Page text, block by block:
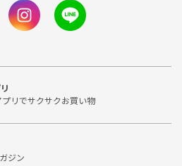
リでサクサクお買い物
ジン